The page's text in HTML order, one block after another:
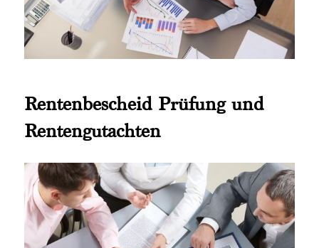
Rentenbescheid Prüfung und
Rentengutachten